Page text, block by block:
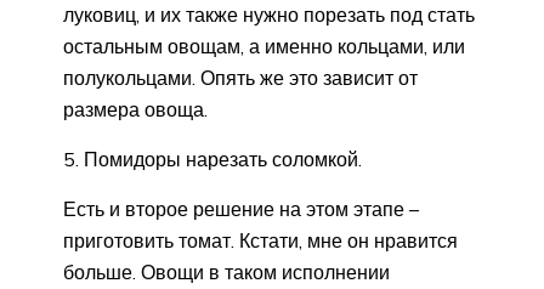
луковиц, и их также нужно порезать под стать
остальным овощам, а именно кольцами, или
полукольцами. Опять же это зависит от
размера овоща.
5. Помидоры нарезать соломкой.
Есть и второе решение на этом этапе –
приготовить томат. Кстати, мне он нравится
больше. Овощи в таком исполнении